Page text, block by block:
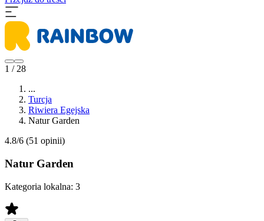
1 / 28
...
Turcja
Riwiera Egejska
Natur Garden
4.8/6 (51 opinii)
Natur Garden
Kategoria lokalna: 3